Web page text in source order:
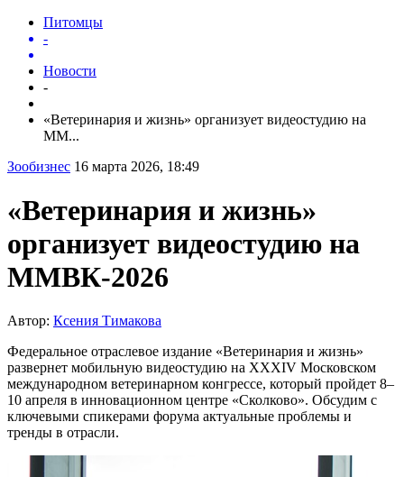
Питомцы
-
Новости
-
«Ветеринария и жизнь» организует видеостудию на
ММ...
Зообизнес 16 марта 2026, 18:49
«Ветеринария и жизнь»
организует видеостудию на
ММВК-2026
Автор: Ксения Тимакова
Федеральное отраслевое издание «Ветеринария и жизнь»
развернет мобильную видеостудию на XXXIV Московском
международном ветеринарном конгрессе, который пройдет 8–
10 апреля в инновационном центре «Сколково». Обсудим с
ключевыми спикерами форума актуальные проблемы и
тренды в отрасли.